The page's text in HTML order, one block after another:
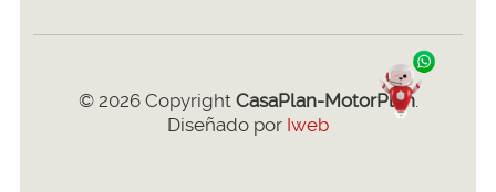
© 2026 Copyright CasaPlan-MotorPlan.
Diseñado por Iweb